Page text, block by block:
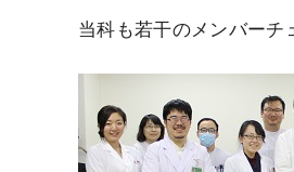
当科も若干のメンバーチ